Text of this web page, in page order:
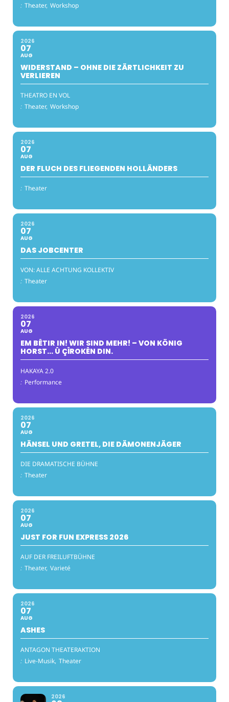
: Theater, Workshop
2026
07
AUG
WIDERSTAND – OHNE DIE ZÄRTLICHKEIT ZU
VERLIEREN
THEATRO EN VOL
: Theater, Workshop
2026
07
AUG
DER FLUCH DES FLIEGENDEN HOLLÄNDERS
: Theater
2026
07
AUG
DAS JOBCENTER
VON: ALLE ACHTUNG KOLLEKTIV
: Theater
2026
07
AUG
EM BÊTIR IN! WIR SIND MEHR! – VON KÖNIG
HORST… Û ÇÎROKÊN DIN.
HAKAYA 2.0
: Performance
2026
07
AUG
HÄNSEL UND GRETEL, DIE DÄMONENJÄGER
DIE DRAMATISCHE BÜHNE
: Theater
2026
07
AUG
JUST FOR FUN EXPRESS 2026
AUF DER FREILUFTBÜHNE
: Theater, Varieté
2026
07
AUG
ASHES
ANTAGON THEATERAKTION
: Live-Musik, Theater
2026